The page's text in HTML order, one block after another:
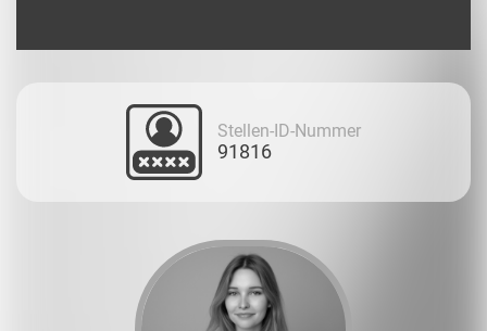
Stellen-ID-Nummer
91816